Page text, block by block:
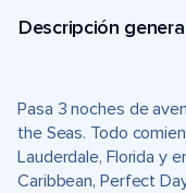
Descripción
Pasa 3 noches de
the Seas. Todo
Lauderdale, Florida y
Caribbean, Perfect